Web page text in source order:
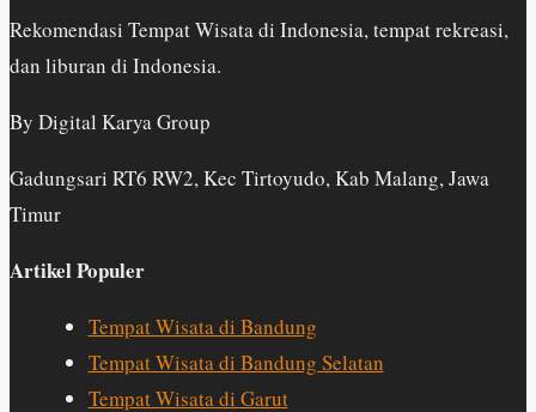
Rekomendasi Tempat Wisata di Indonesia, tempat rekreasi,
dan liburan di Indonesia.
By Digital Karya Group
Gadungsari RT6 RW2, Kec Tirtoyudo, Kab Malang, Jawa
Timur
Artikel Populer
Tempat Wisata di Bandung
Tempat Wisata di Bandung Selatan
Tempat Wisata di Garut